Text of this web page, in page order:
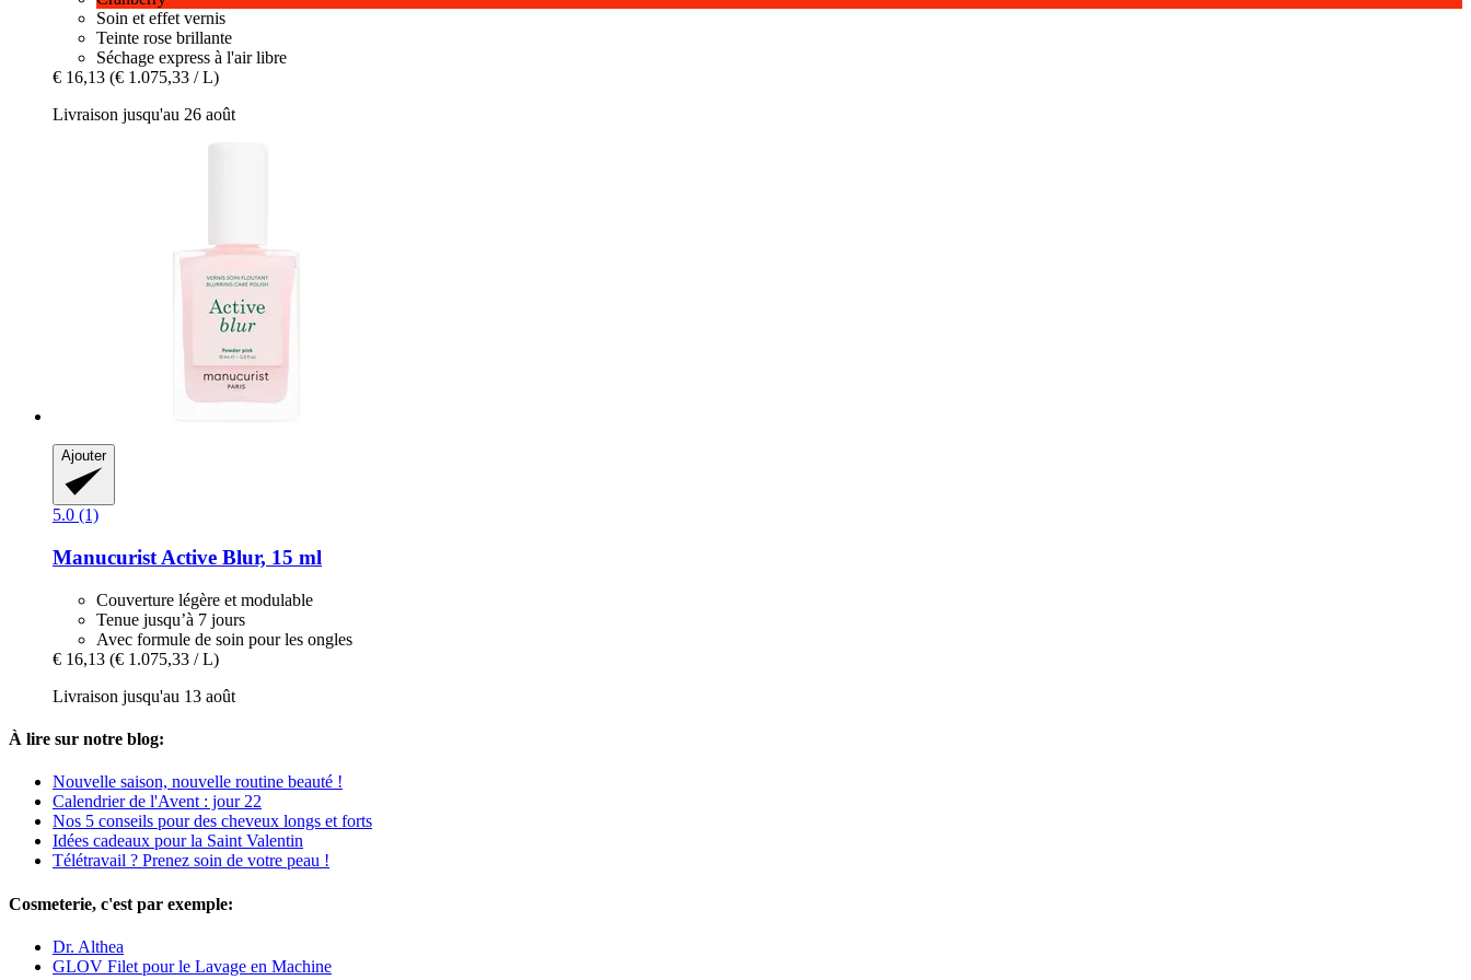
Soin et effet vernis
Teinte rose brillante
Séchage express à l'air libre
€ 16,13 (€ 1.075,33 / L)
Livraison jusqu'au 26 août
Ajouter
5.0 (1)
Manucurist Active Blur, 15 ml
Couverture légère et modulable
Tenue jusqu’à 7 jours
Avec formule de soin pour les ongles
€ 16,13 (€ 1.075,33 / L)
Livraison jusqu'au 13 août
À lire sur notre blog:
Nouvelle saison, nouvelle routine beauté !
Calendrier de l'Avent : jour 22
Nos 5 conseils pour des cheveux longs et forts
Idées cadeaux pour la Saint Valentin
Télétravail ? Prenez soin de votre peau !
Cosmeterie, c'est par exemple:
Dr. Althea
GLOV Filet pour le Lavage en Machine